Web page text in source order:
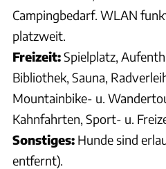
Campingbedarf. WLAN
platzweit.
Freizeit:Spielplatz,
Bibliothek, Sauna,
Mountainbike- u.
Kahnfahrten, Sport- u.
Sonstiges: Hunde sind
entfernt).